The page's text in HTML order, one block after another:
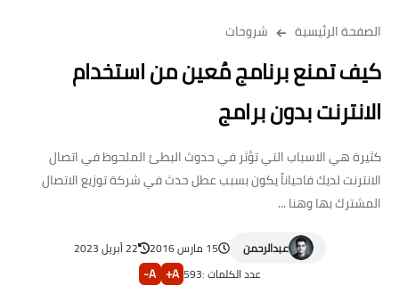
الصفحة الرئيسية شروحات
كيف تمنع برنامج مُعين من استخدام
الانترنت بدون برامج
كثيرة هي الاسباب التي تؤثر في حدوث البطئ الملحوظ في اتصال
الانترنت لديك فاحياناً يكون بسبب عطل حدث في شركة توزيع الاتصال
المشترك بها وهنا ...
عبدالرحمن 15 مارس 2016
22 أبريل 2023
عدد الكلمات :593
A+
A-